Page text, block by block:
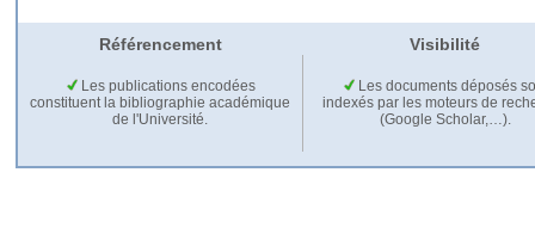
Référencement Visibilité
Les publications encodées
constituent la bibliographie académique
de l'Université.
Les documents déposés
indexés par les moteurs de
(Google Scholar,…).